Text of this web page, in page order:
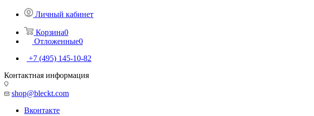
Личный кабинет
Корзина0
Отложенные0
+7 (495) 145-10-82
Контактная информация
shop@bleckt.com
Вконтакте